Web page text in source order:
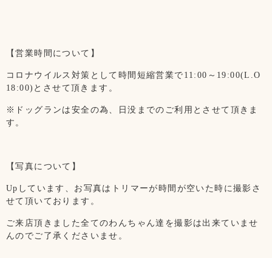
【営業時間について】
コロナウイルス対策として時間短縮営業で11:00～19:00(L.O
18:00)とさせて頂きます。
※ドッグランは安全の為、日没までのご利用とさせて頂きま
す。
【写真について】
Upしています、お写真はトリマーが時間が空いた時に撮影さ
せて頂いております。
ご来店頂きました全てのわんちゃん達を撮影は出来ていませ
んのでご了承くださいませ。